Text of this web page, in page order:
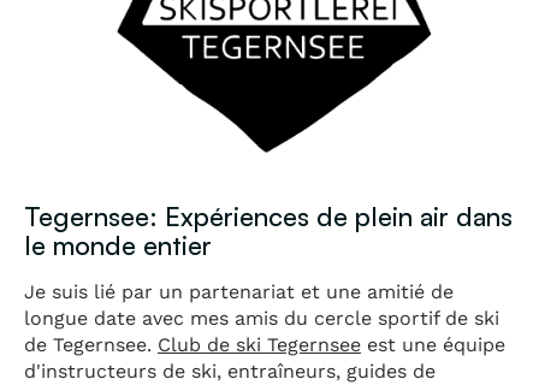
Tegernsee: Expériences de plein air dans
le monde entier
Je suis lié par un partenariat et une amitié de
longue date avec mes amis du cercle sportif de ski
de Tegernsee. Club de ski Tegernsee est une équipe
d'instructeurs de ski, entraîneurs, guides de